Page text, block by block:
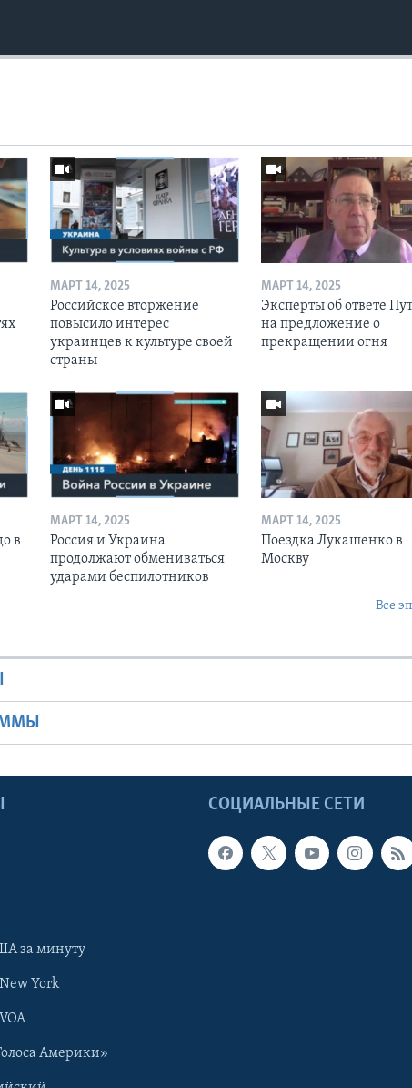
МАРТ 14, 2025
Российское вторжение
повысило интерес
украинцев к культуре своей
страны
МАРТ 14, 2025
Эксперты об ответе
на предложение о
прекращении огня
в
МАРТ 14, 2025
Россия и Украина
продолжают обмениваться
ударами беспилотников
МАРТ 14, 2025
Поездка Лукашенко в
Москву
Все
СОЦИАЛЬНЫЕ СЕТИ
за минуту
York
Америки»